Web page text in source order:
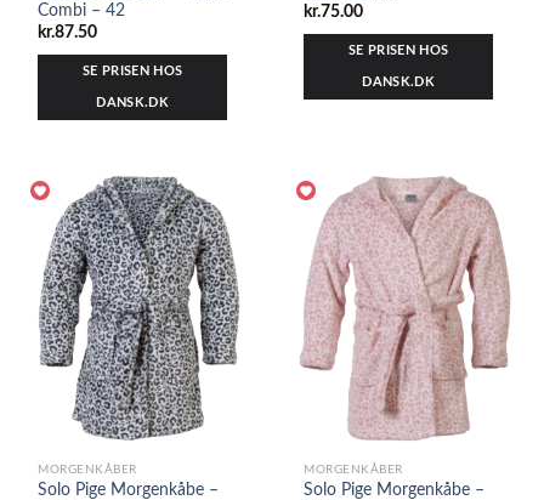
Combi – 42
kr.87.50
SE PRISEN HOS
DANSK.DK
kr.75.00
SE PRISEN HOS
DANSK.DK
MORGENKÅBER
Solo Pige Morgenkåbe –
MORGENKÅBER
Solo Pige Morgenkåbe –